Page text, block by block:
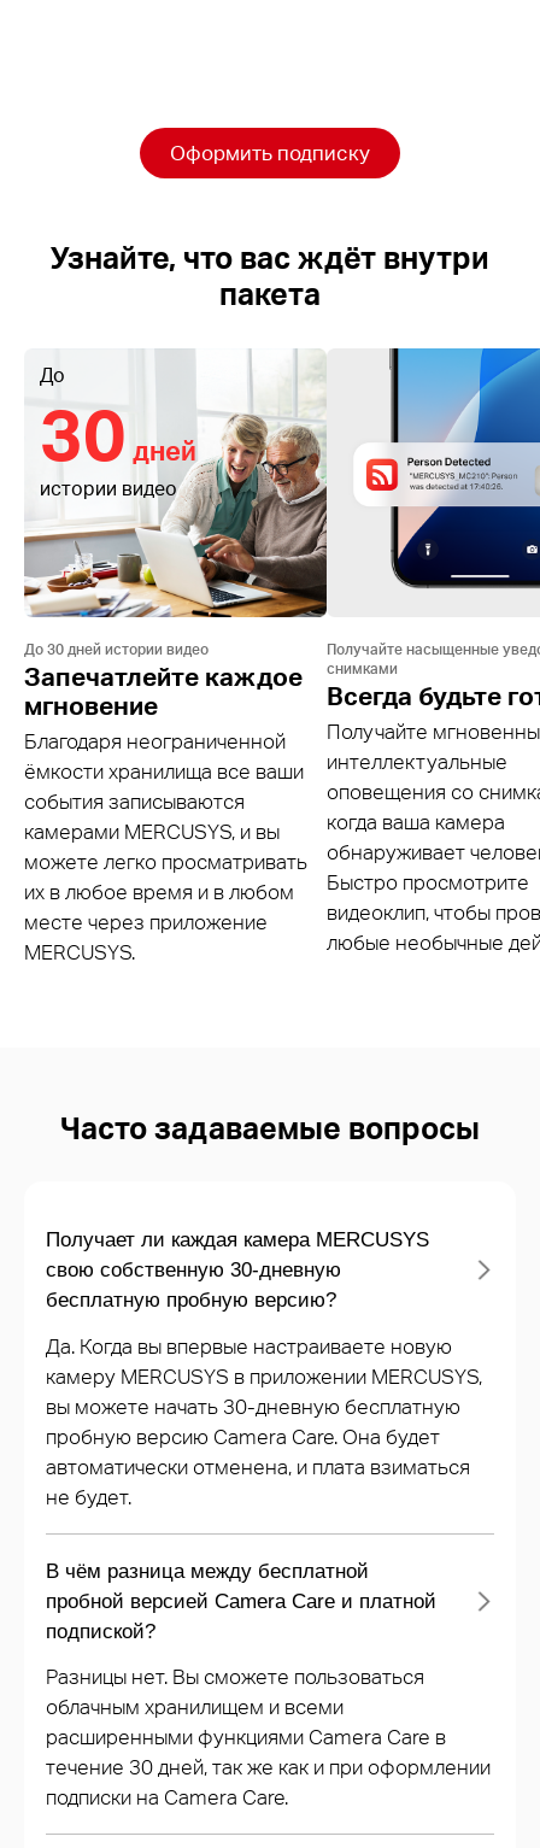
Оформить подписку
Узнайте, что вас ждёт внутри
пакета
До
30 дней
истории видео
До 30 дней истории видео
Запечатлейте каждое
мгновение
Благодаря неограниченной
ёмкости хранилища все ваши
события записываются
камерами MERCUSYS, и вы
можете легко просматривать
их в любое время и в любом
месте через приложение
MERCUSYS.
Получайте насыщенные
снимками
Всегда будьте
Получайте
интеллектуальные
оповещения со
когда ваша камера
обнаруживает
Быстро просмотрите
видеоклип, чтобы
любые необычные
Часто задаваемые вопросы
Получает ли каждая камера MERCUSYS
свою собственную 30-дневную
бесплатную пробную версию?
Да. Когда вы впервые настраиваете новую
камеру MERCUSYS в приложении MERCUSYS,
вы можете начать 30-дневную бесплатную
пробную версию Camera Care. Она будет
автоматически отменена, и плата взиматься
не будет.
В чём разница между бесплатной
пробной версией Camera Care и платной
подпиской?
Разницы нет. Вы сможете пользоваться
облачным хранилищем и всеми
расширенными функциями Camera Care в
течение 30 дней, так же как и при оформлении
подписки на Camera Care.